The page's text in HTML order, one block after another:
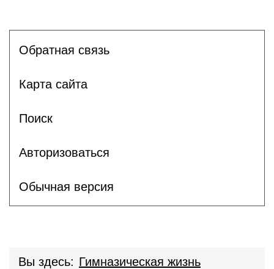
Обратная связь
Карта сайта
Поиск
Авторизоваться
Обычная версия
Вы здесь: Гимназическая жизнь